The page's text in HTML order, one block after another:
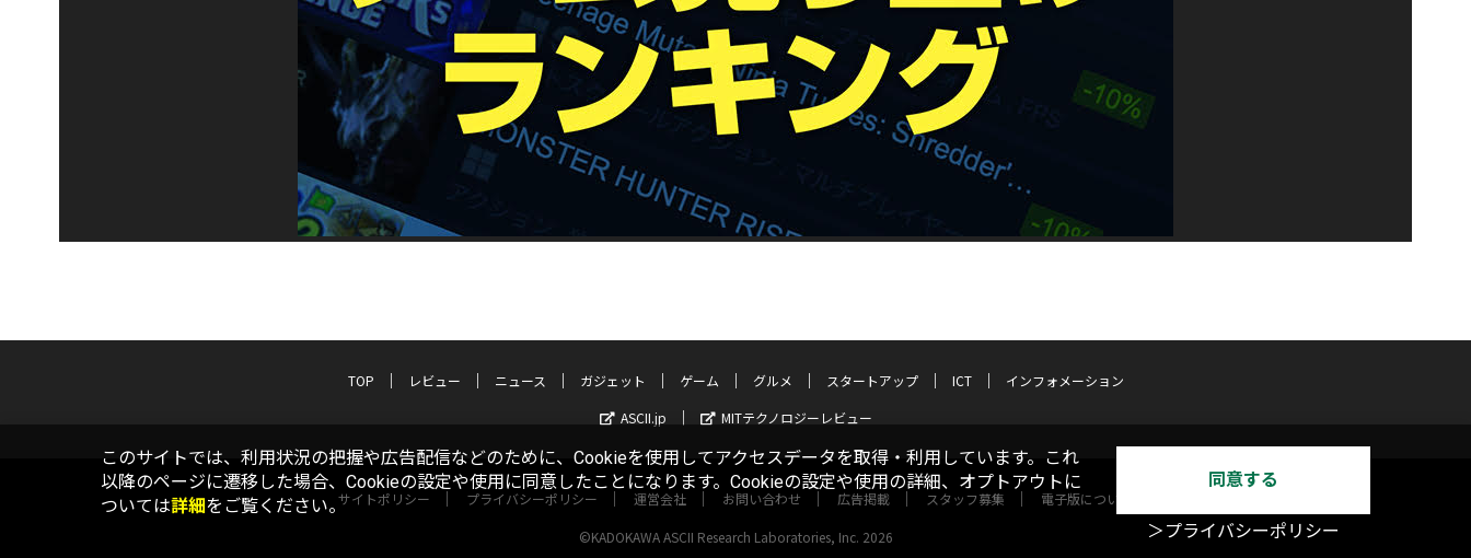
TOP レビュー ニュース ガジェット ゲーム グルメ スタートアップ ICT
インフォメーション
ASCII.jp
MITテクノロジーレビュー
サイトポリシー プライバシーポリシー 運営会社 お問い合わせ 広告掲載 スタッフ募集 電子版について
©KADOKAWA ASCII Research Laboratories, Inc. 2026
このサイトでは、利用状況の把握や広告配信などのために、Cookieを使用してアクセスデータを取得・利用しています。これ
以降のページに遷移した場合、Cookieの設定や使用に同意したことになります。Cookieの設定や使用の詳細、オプトアウトに
ついては詳細をご覧ください。
同意する
＞プライバシーポリシー